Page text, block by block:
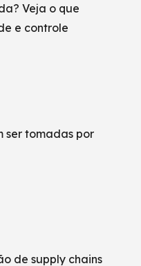
Veja o que
e controle
ser tomadas por
de supply chains